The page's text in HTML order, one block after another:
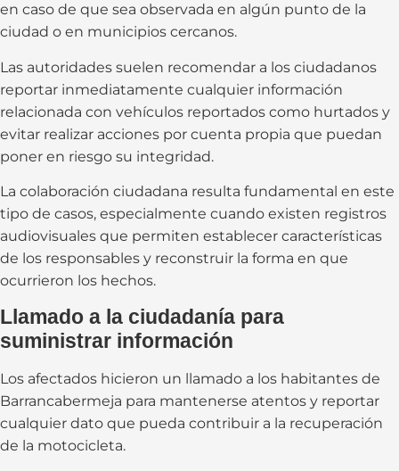
en caso de que sea observada en algún punto de la
ciudad o en municipios cercanos.
Las autoridades suelen recomendar a los ciudadanos
reportar inmediatamente cualquier información
relacionada con vehículos reportados como hurtados y
evitar realizar acciones por cuenta propia que puedan
poner en riesgo su integridad.
La colaboración ciudadana resulta fundamental en este
tipo de casos, especialmente cuando existen registros
audiovisuales que permiten establecer características
de los responsables y reconstruir la forma en que
ocurrieron los hechos.
Llamado a la ciudadanía para
suministrar información
Los afectados hicieron un llamado a los habitantes de
Barrancabermeja para mantenerse atentos y reportar
cualquier dato que pueda contribuir a la recuperación
de la motocicleta.